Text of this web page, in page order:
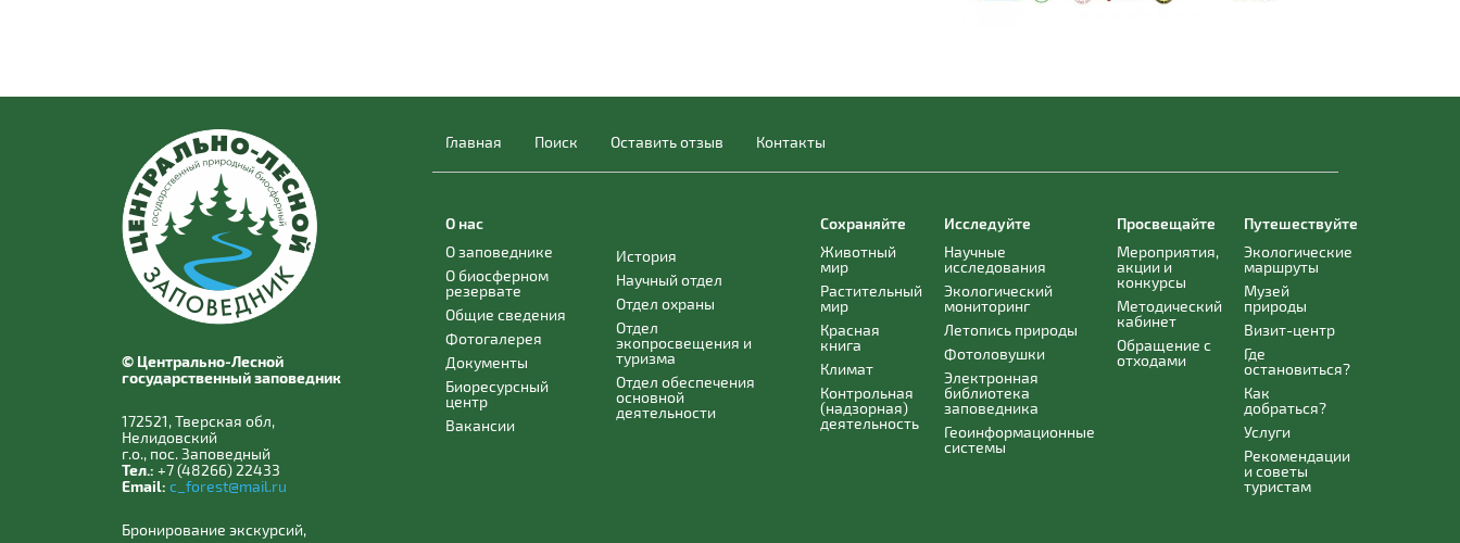
© Центрально-Лесной
государственный заповедник
172521, Тверская обл,
Нелидовский
г.о., пос. Заповедный
Тел.: +7 (48266) 22433
Email: c_forest@mail.ru
Бронирование экскурсий,
Главная Поиск Оставить отзыв Контакты
О нас
О заповеднике
О биосферном
резервате
Общие сведения
Фотогалерея
Документы
Биоресурсный
центр
Вакансии
История
Научный отдел
Отдел охраны
Отдел
экопросвещения и
туризма
Отдел обеспечения
основной
деятельности
Сохраняйте
Животный
мир
Растительный
мир
Красная
книга
Климат
Контрольная
(надзорная)
деятельность
Исследуйте
Научные
исследования
Экологический
мониторинг
Летопись природы
Фотоловушки
Электронная
библиотека
заповедника
Геоинформационные
системы
Просвещайте
Мероприятия,
акции и
конкурсы
Методический
кабинет
Обращение с
отходами
Путешествуйте
Экологические
маршруты
Музей
природы
Визит-центр
Где
остановиться?
Как
добраться?
Услуги
Рекомендации
и советы
туристам